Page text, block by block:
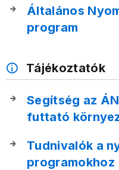
Általános
program
Tájékoztatók
Segítség az
futtató
Tudnivalók a
programokhoz